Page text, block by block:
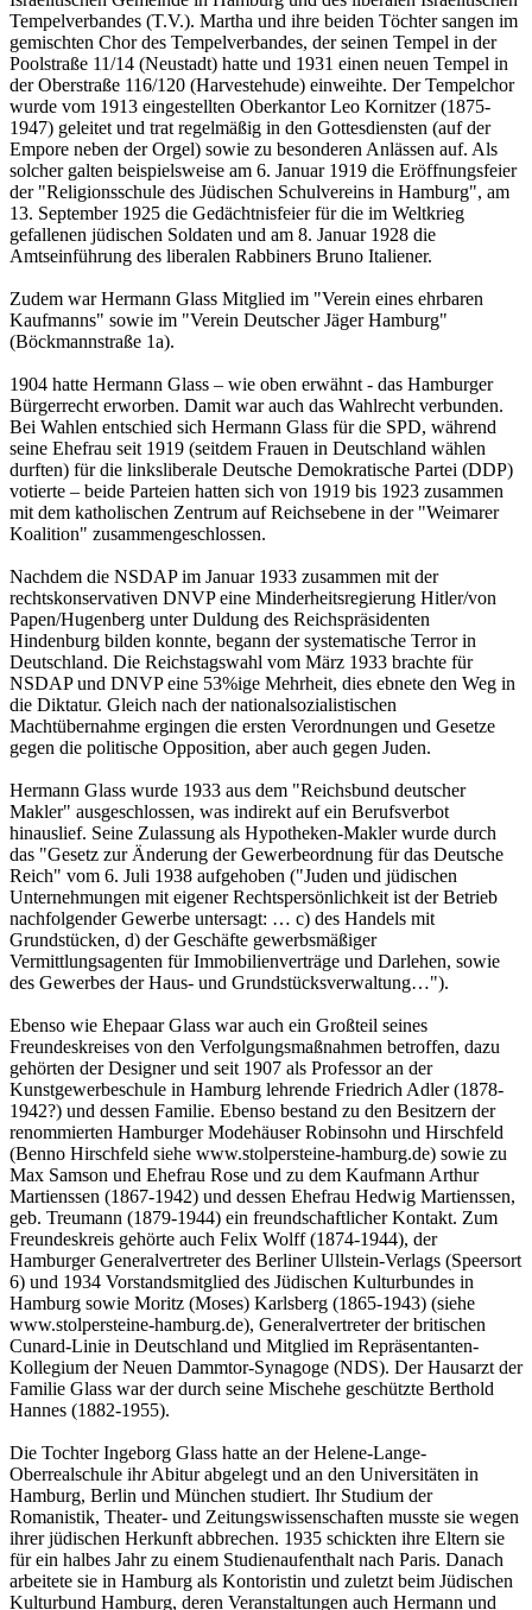
Tempelverbandes (T.V.). Martha und ihre beiden Töchter sangen im
gemischten Chor des Tempelverbandes, der seinen Tempel in der
Poolstraße 11/14 (Neustadt) hatte und 1931 einen neuen Tempel in
der Oberstraße 116/120 (Harvestehude) einweihte. Der Tempelchor
wurde vom 1913 eingestellten Oberkantor Leo Kornitzer (1875-
1947) geleitet und trat regelmäßig in den Gottesdiensten (auf der
Empore neben der Orgel) sowie zu besonderen Anlässen auf. Als
solcher galten beispielsweise am 6. Januar 1919 die Eröffnungsfeier
der "Religionsschule des Jüdischen Schulvereins in Hamburg", am
13. September 1925 die Gedächtnisfeier für die im Weltkrieg
gefallenen jüdischen Soldaten und am 8. Januar 1928 die
Amtseinführung des liberalen Rabbiners Bruno Italiener.
Zudem war Hermann Glass Mitglied im "Verein eines ehrbaren
Kaufmanns" sowie im "Verein Deutscher Jäger Hamburg"
(Böckmannstraße 1a).
1904 hatte Hermann Glass – wie oben erwähnt - das Hamburger
Bürgerrecht erworben. Damit war auch das Wahlrecht verbunden.
Bei Wahlen entschied sich Hermann Glass für die SPD, während
seine Ehefrau seit 1919 (seitdem Frauen in Deutschland wählen
durften) für die linksliberale Deutsche Demokratische Partei (DDP)
votierte – beide Parteien hatten sich von 1919 bis 1923 zusammen
mit dem katholischen Zentrum auf Reichsebene in der "Weimarer
Koalition" zusammengeschlossen.
Nachdem die NSDAP im Januar 1933 zusammen mit der
rechtskonservativen DNVP eine Minderheitsregierung Hitler/von
Papen/Hugenberg unter Duldung des Reichspräsidenten
Hindenburg bilden konnte, begann der systematische Terror in
Deutschland. Die Reichstagswahl vom März 1933 brachte für
NSDAP und DNVP eine 53%ige Mehrheit, dies ebnete den Weg in
die Diktatur. Gleich nach der nationalsozialistischen
Machtübernahme ergingen die ersten Verordnungen und Gesetze
gegen die politische Opposition, aber auch gegen Juden.
Hermann Glass wurde 1933 aus dem "Reichsbund deutscher
Makler" ausgeschlossen, was indirekt auf ein Berufsverbot
hinauslief. Seine Zulassung als Hypotheken-Makler wurde durch
das "Gesetz zur Änderung der Gewerbeordnung für das Deutsche
Reich" vom 6. Juli 1938 aufgehoben ("Juden und jüdischen
Unternehmungen mit eigener Rechtspersönlichkeit ist der Betrieb
nachfolgender Gewerbe untersagt: … c) des Handels mit
Grundstücken, d) der Geschäfte gewerbsmäßiger
Vermittlungsagenten für Immobilienverträge und Darlehen, sowie
des Gewerbes der Haus- und Grundstücksverwaltung…").
Ebenso wie Ehepaar Glass war auch ein Großteil seines
Freundeskreises von den Verfolgungsmaßnahmen betroffen, dazu
gehörten der Designer und seit 1907 als Professor an der
Kunstgewerbeschule in Hamburg lehrende Friedrich Adler (1878-
1942?) und dessen Familie. Ebenso bestand zu den Besitzern der
renommierten Hamburger Modehäuser Robinsohn und Hirschfeld
(Benno Hirschfeld siehe www.stolpersteine-hamburg.de) sowie zu
Max Samson und Ehefrau Rose und zu dem Kaufmann Arthur
Martienssen (1867-1942) und dessen Ehefrau Hedwig Martienssen,
geb. Treumann (1879-1944) ein freundschaftlicher Kontakt. Zum
Freundeskreis gehörte auch Felix Wolff (1874-1944), der
Hamburger Generalvertreter des Berliner Ullstein-Verlags (Speersort
6) und 1934 Vorstandsmitglied des Jüdischen Kulturbundes in
Hamburg sowie Moritz (Moses) Karlsberg (1865-1943) (siehe
www.stolpersteine-hamburg.de), Generalvertreter der britischen
Cunard-Linie in Deutschland und Mitglied im Repräsentanten-
Kollegium der Neuen Dammtor-Synagoge (NDS). Der Hausarzt der
Familie Glass war der durch seine Mischehe geschützte Berthold
Hannes (1882-1955).
Die Tochter Ingeborg Glass hatte an der Helene-Lange-
Oberrealschule ihr Abitur abgelegt und an den Universitäten in
Hamburg, Berlin und München studiert. Ihr Studium der
Romanistik, Theater- und Zeitungswissenschaften musste sie wegen
ihrer jüdischen Herkunft abbrechen. 1935 schickten ihre Eltern sie
für ein halbes Jahr zu einem Studienaufenthalt nach Paris. Danach
arbeitete sie in Hamburg als Kontoristin und zuletzt beim Jüdischen
Kulturbund Hamburg, deren Veranstaltungen auch Hermann und